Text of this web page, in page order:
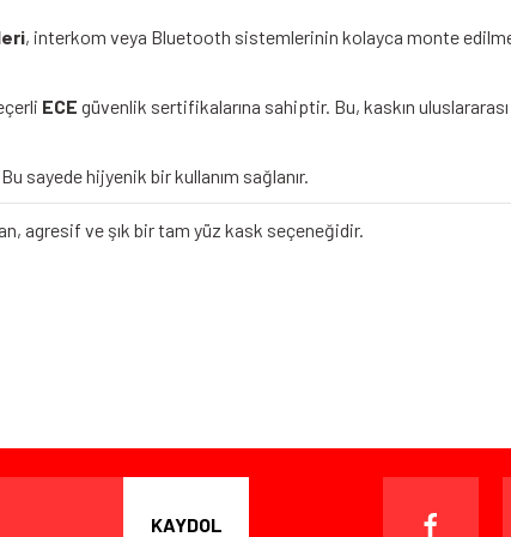
, interkom veya Bluetooth sistemlerinin kolayca monte
ECE güvenlik sertifikalarına sahiptir. Bu, kaskın uluslararası
sayede hijyenik bir kullanım sağlanır.
agresif ve şık bir tam yüz kask seçeneğidir.
içinde, kargo ücreti alıcı müşteriye ait olmak kaydıyla
KAYDOL